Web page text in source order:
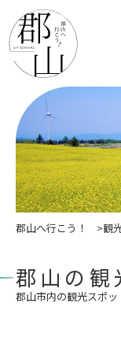
郡山へ行こう！ 観
郡山の観
郡山市内の観光スポッ